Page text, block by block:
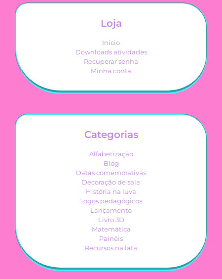
Loja
Início
Downloads atividades
Recuperar senha
Minha conta
Categorias
Alfabetização
Blog
Datas comemorativas
Decoração de sala
História na luva
Jogos pedagógicos
Lançamento
Livro 3D
Matemática
Painéis
Recursos na lata